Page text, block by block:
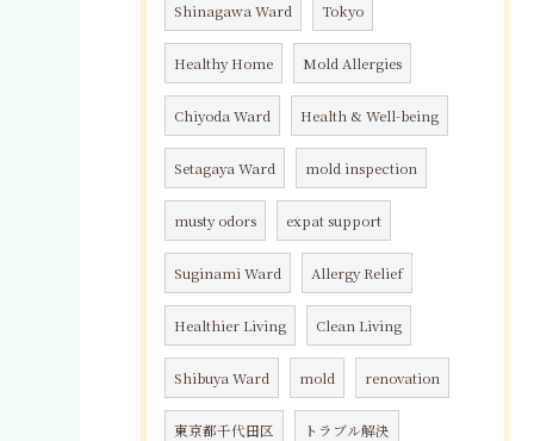
Shinagawa Ward Tokyo
Healthy Home Mold Allergies
Chiyoda Ward Health & Well-being
Setagaya Ward mold inspection
musty odors expat support
Suginami Ward Allergy Relief
Healthier Living Clean Living
Shibuya Ward mold renovation
東京都千代田区 トラブル解決